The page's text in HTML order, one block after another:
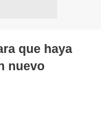
que haya
nuevo